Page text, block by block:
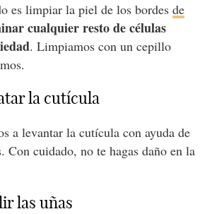
es limpiar la piel de los bordes de
cualquier resto de células
. Limpiamos con un cepillo
la cutícula
a levantar la cutícula con ayuda de
Con cuidado, no te hagas daño en la
las uñas